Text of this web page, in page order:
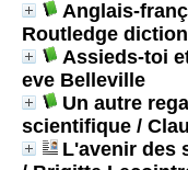
Anglais-
Routledge
Assieds-toi
eve Belleville
Un autre
scientifique /
L'avenir des